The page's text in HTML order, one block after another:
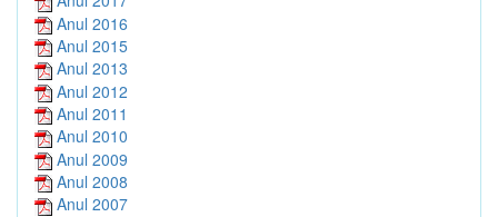
Anul 2016
Anul 2015
Anul 2013
Anul 2012
Anul 2011
Anul 2010
Anul 2009
Anul 2008
Anul 2007